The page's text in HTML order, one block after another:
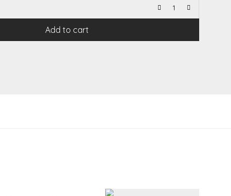
Add to cart